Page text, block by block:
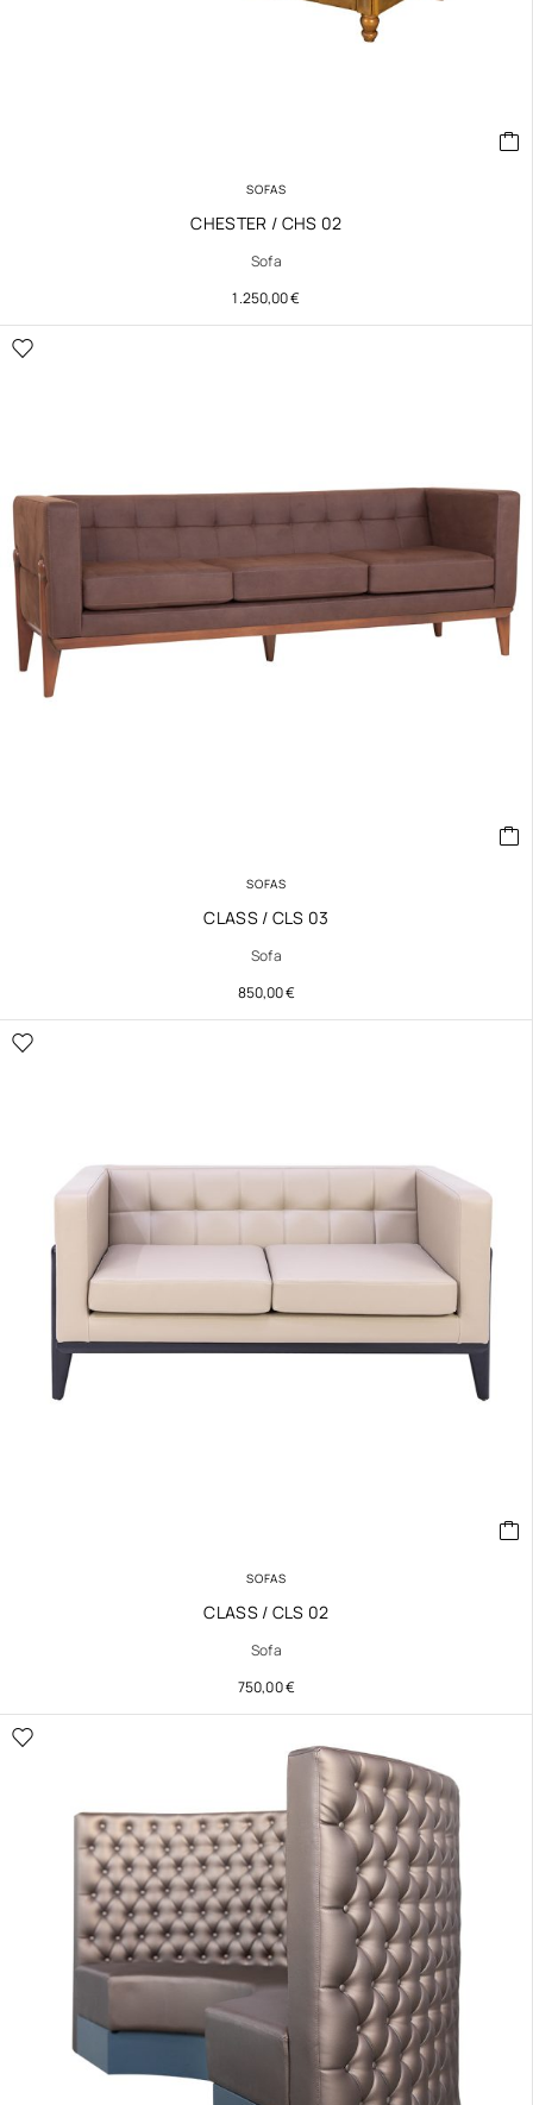
SOFAS
CHESTER / CHS 02
Sofa
1.250,00€
SOFAS
CLASS / CLS 03
Sofa
850,00€
SOFAS
CLASS / CLS 02
Sofa
750,00€